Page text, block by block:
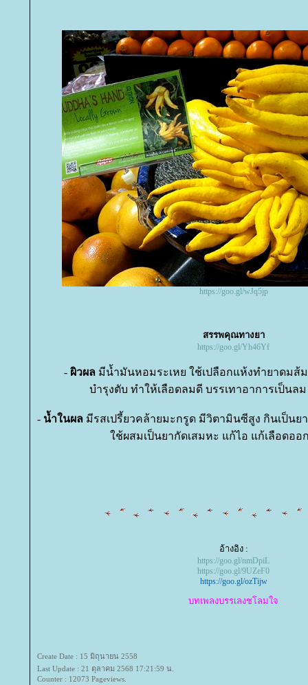
https://goo.gl/wJq5jp
สรรพคุณทางยา
https://goo.gl/Yh46Yf
-ผิวผลมีน้ำมันหอมระเหย ใช้เปลือกแห้งทำยาดมส้
บำรุงตับ ทำให้เลือดลมดี บรรเทาอาการเป็น
- น้ำในผล มีรสเปรี้ยวคล้ายมะกรูด มีวิตามินซีสูง กินเป็นย
ช้ผสมเป็นยากัดเสมหะ แก้ไอ แก้เลือดออ
อ้างอิง :
https://goo.gl/nmDpiL
https://goo.gl/9UZeF0
https://goo.gl/ozTijw
บทเพลงบรรเลงชโลมใจ
Create Date : 15 มิถุนายน 2558
Last Update : 21 ตุลาคม 2568 17:21:59 น.
Counter : 12073 Pageviews.